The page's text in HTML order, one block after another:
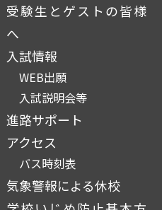
受験生とゲストの皆様
へ
入試情報
WEB出願
入試説明会等
進路サポート
アクセス
バス時刻表
気象警報による休校